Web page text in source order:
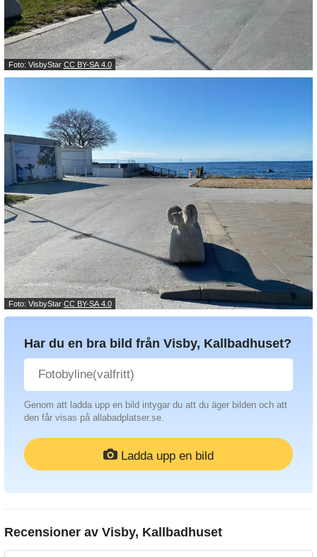
Foto: VisbyStar CC BY-SA 4.0
Foto: VisbyStar CC BY-SA 4.0
Har du en bra bild från Visby, Kallbadhuset?
Genom att ladda upp en bild intygar du att du äger bilden och att
den får visas på allabadplatser.se.
Ladda upp en bild
Recensioner av Visby, Kallbadhuset